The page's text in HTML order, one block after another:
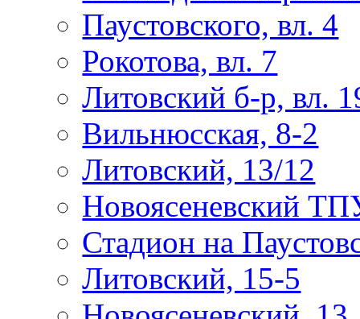
Паустовского, вл. 4
Рокотова, вл. 7
Литовский б-р, вл.
Вильнюсская, 8-2
Литовский, 13/12
Новоясеневский
Стадион на
Литовский, 15-5